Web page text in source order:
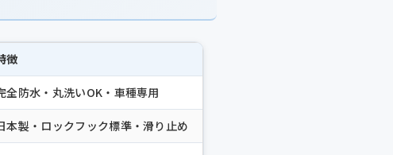
徴
全防水・丸洗いOK・車種専用
本製・ロックフック標準・滑り止め